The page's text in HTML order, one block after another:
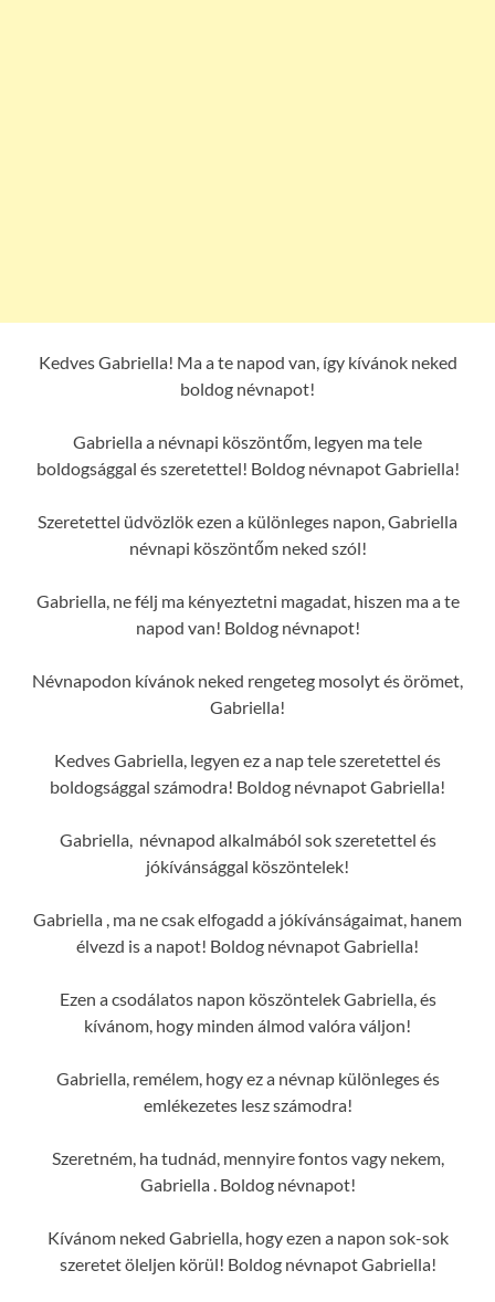
Kedves Gabriella! Ma a te napod van, így kívánok neked
boldog névnapot!
Gabriella a névnapi köszöntőm, legyen ma tele
boldogsággal és szeretettel! Boldog névnapot Gabriella!
Szeretettel üdvözlök ezen a különleges napon, Gabriella
névnapi köszöntőm neked szól!
Gabriella, ne félj ma kényeztetni magadat, hiszen ma a te
napod van! Boldog névnapot!
Névnapodon kívánok neked rengeteg mosolyt és örömet,
Gabriella!
Kedves Gabriella, legyen ez a nap tele szeretettel és
boldogsággal számodra! Boldog névnapot Gabriella!
Gabriella, névnapod alkalmából sok szeretettel és
jókívánsággal köszöntelek!
Gabriella , ma ne csak elfogadd a jókívánságaimat, hanem
élvezd is a napot! Boldog névnapot Gabriella!
Ezen a csodálatos napon köszöntelek Gabriella, és
kívánom, hogy minden álmod valóra váljon!
Gabriella, remélem, hogy ez a névnap különleges és
emlékezetes lesz számodra!
Szeretném, ha tudnád, mennyire fontos vagy nekem,
Gabriella . Boldog névnapot!
Kívánom neked Gabriella, hogy ezen a napon sok-sok
szeretet öleljen körül! Boldog névnapot Gabriella!